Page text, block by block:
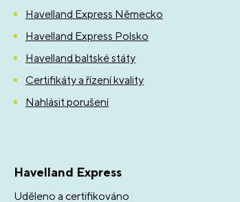
Havelland Express Německo
Havelland Express Polsko
Havelland baltské státy
Certifikáty a řízení kvality
Nahlásit porušení
Havelland Express
Uděleno a certifikováno